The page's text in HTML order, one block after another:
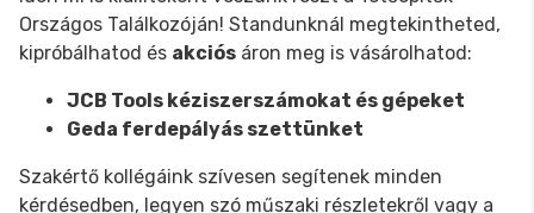
Országos Találkozóján! Standunknál megtekintheted,
kipróbálhatod és akciós áron meg is vásárolhatod:
JCB Tools kéziszerszámokat és gépeket
Geda ferdepályás szettünket
Szakértő kollégáink szívesen segítenek minden
kérdésedben, legyen szó műszaki részletekről vagy a